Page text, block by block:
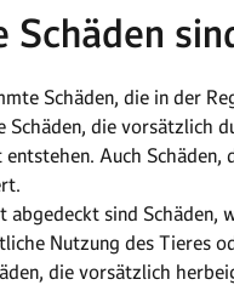
Schäden
Schäden, die in der
Schäden, die vorsätzlich
entstehen. Auch
abgedeckt sind
Nutzung des Tieres
die vorsätzlich